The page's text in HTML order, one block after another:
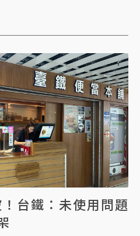
（13）日公布，食藥署晚間
台鐵：未使用問題